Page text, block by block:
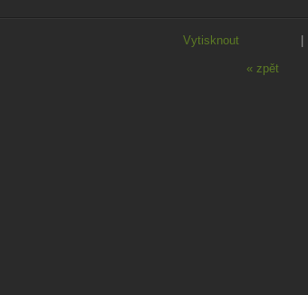
Vytisknout |
« zpět